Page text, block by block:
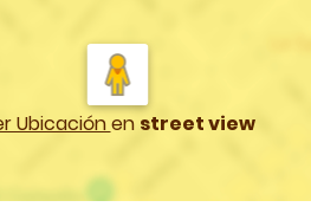
Ubicaciónen street view